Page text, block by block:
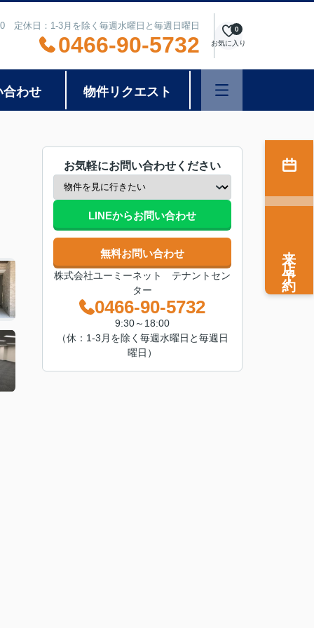
定休日：1-3月を除く毎週水曜日と毎週日曜日
0466-90-5732 お気に入り
0
合わせ 物件リクエスト
お気軽にお問い合わせください
LINEからお問い合わせ
無料お問い合わせ
株式会社ユーミーネット テナントセン
ター
0466-90-5732
9:30～18:00
（休：1-3月を除く毎週水曜日と毎週日
曜日）
来店予約